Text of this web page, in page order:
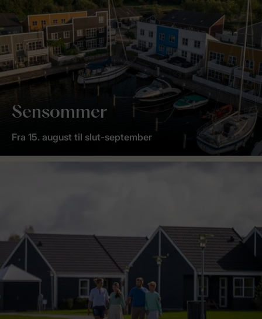
Sensommer
Fra 15. august til slut-september